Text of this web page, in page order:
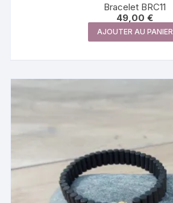
Bracelet BRC11
49,00€
AJOUTER AU PANIER